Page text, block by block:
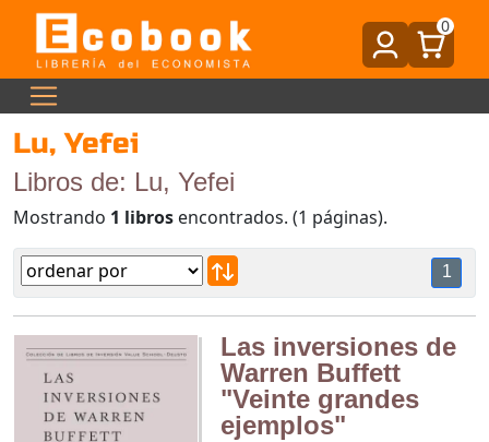
0
Lu, Yefei
Libros de: Lu, Yefei
Mostrando 1 libros encontrados. (1 páginas).
1
Las inversiones de
Warren Buffett
"Veinte grandes
ejemplos"